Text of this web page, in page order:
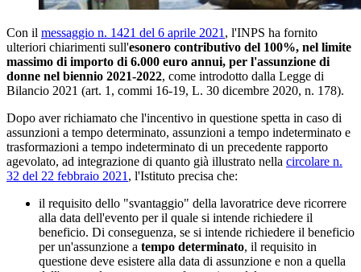
Con il messaggio n. 1421 del 6 aprile 2021 , l'INPS ha fornito
ulteriori chiarimenti sull'esonero contributivo del 100%, nel limite
massimo di importo di 6.000 euro annui, per l'assunzione di
donne nel biennio 2021-2022, come introdotto dalla Legge di
Bilancio 2021 (art. 1, commi 16-19, L. 30 dicembre 2020, n. 178).
Dopo aver richiamato che l'incentivo in questione spetta in caso di
assunzioni a tempo determinato, assunzioni a tempo indeterminato e
trasformazioni a tempo indeterminato di un precedente rapporto
agevolato, ad integrazione di quanto già illustrato nella circolare n.
32 del 22 febbraio 2021 , l'Istituto precisa che:
il requisito dello "svantaggio" della lavoratrice deve ricorrere
alla data dell'evento per il quale si intende richiedere il
beneficio. Di conseguenza, se si intende richiedere il beneficio
per un'assunzione a tempo determinato, il requisito in
questione deve esistere alla data di assunzione e non a quella